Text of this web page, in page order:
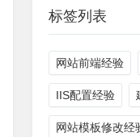
标签列表
网站前端经验
IIS配置经验
网站模板修改经